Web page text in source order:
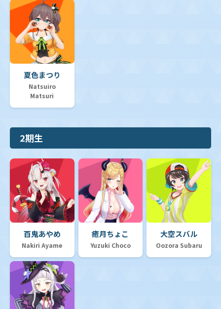
夏色まつり
Natsuiro
Matsuri
2期生
百鬼あやめ
Nakiri Ayame
癒月ちょこ
Yuzuki Choco
大空スバル
Oozora Subaru